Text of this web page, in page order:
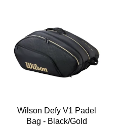
Wilson Defy V1 Padel
Bag - Black/Gold